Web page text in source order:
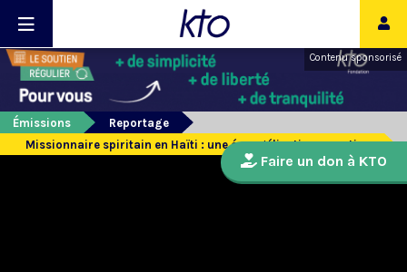
Contenu sponsorisé
Émissions
Reportage
Missionnaire spiritain en Haïti : une évangélisation en action
Faire un don à KTO